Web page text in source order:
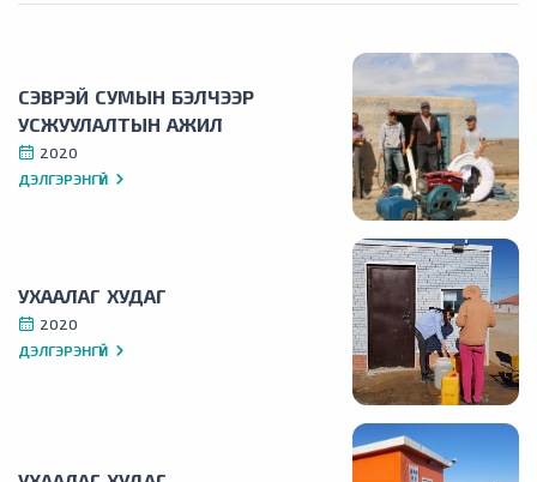
СЭВРЭЙ СУМЫН БЭЛЧЭЭР
УСЖУУЛАЛТЫН АЖИЛ
2020
ДЭЛГЭРЭНГҮЙ
УХААЛАГ ХУДАГ
2020
ДЭЛГЭРЭНГҮЙ